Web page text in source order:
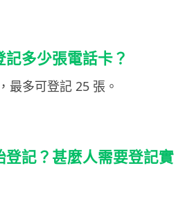
多少張電話卡？
最多可登記 25 張。
登記？甚麼人需要登記實